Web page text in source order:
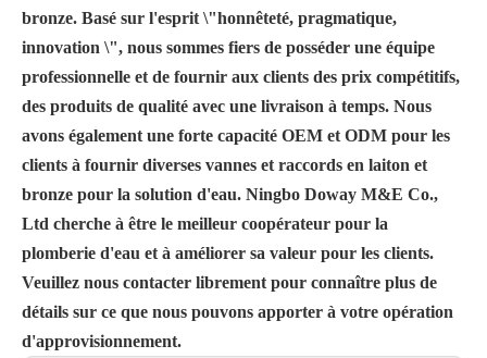
bronze. Basé sur l'esprit \"honnêteté, pragmatique,
innovation \", nous sommes fiers de posséder une équipe
professionnelle et de fournir aux clients des prix compétitifs,
des produits de qualité avec une livraison à temps. Nous
avons également une forte capacité OEM et ODM pour les
clients à fournir diverses vannes et raccords en laiton et
bronze pour la solution d'eau. Ningbo Doway M&E Co.,
Ltd cherche à être le meilleur coopérateur pour la
plomberie d'eau et à améliorer sa valeur pour les clients.
Veuillez nous contacter librement pour connaître plus de
détails sur ce que nous pouvons apporter à votre opération
d'approvisionnement.